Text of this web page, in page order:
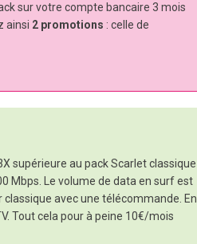
sur votre compte bancaire 3 mois
ainsi 2 promotions : celle de
supérieure au pack Scarlet classique
Mbps. Le volume de data en surf est
avec une télécommande. En
Tout cela pour à peine 10€/mois